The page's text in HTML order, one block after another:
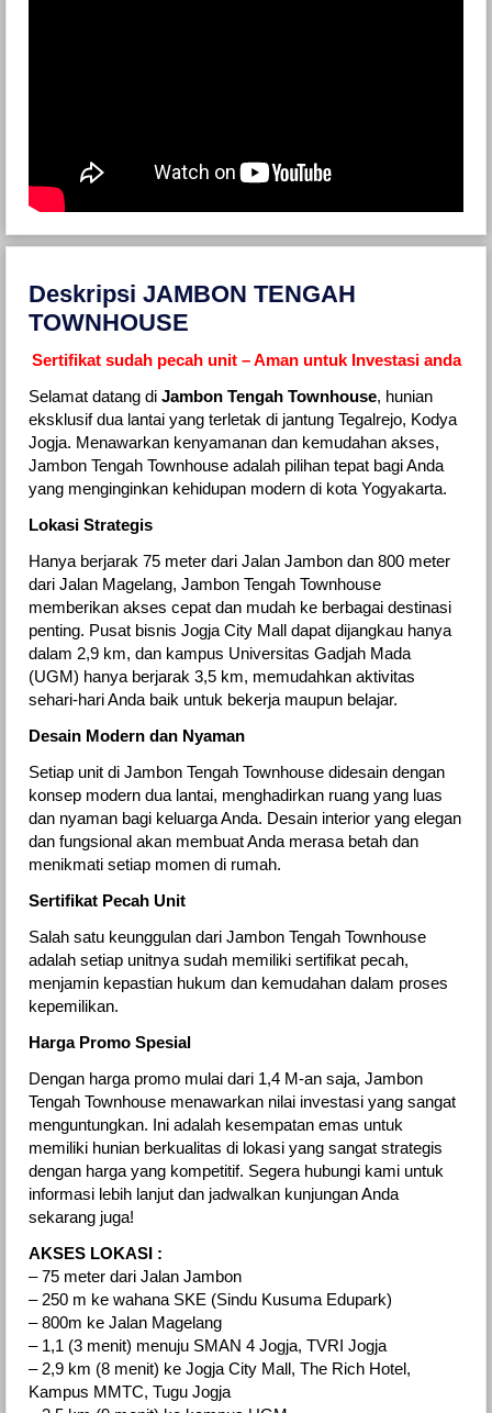
Deskripsi JAMBON TENGAH
TOWNHOUSE
Sertifikat sudah pecah unit – Aman untuk Investasi anda
Selamat datang di Jambon Tengah Townhouse, hunian
eksklusif dua lantai yang terletak di jantung Tegalrejo, Kodya
Jogja. Menawarkan kenyamanan dan kemudahan akses,
Jambon Tengah Townhouse adalah pilihan tepat bagi Anda
yang menginginkan kehidupan modern di kota Yogyakarta.
Lokasi Strategis
Hanya berjarak 75 meter dari Jalan Jambon dan 800 meter
dari Jalan Magelang, Jambon Tengah Townhouse
memberikan akses cepat dan mudah ke berbagai destinasi
penting. Pusat bisnis Jogja City Mall dapat dijangkau hanya
dalam 2,9 km, dan kampus Universitas Gadjah Mada
(UGM) hanya berjarak 3,5 km, memudahkan aktivitas
sehari-hari Anda baik untuk bekerja maupun belajar.
Desain Modern dan Nyaman
Setiap unit di Jambon Tengah Townhouse didesain dengan
konsep modern dua lantai, menghadirkan ruang yang luas
dan nyaman bagi keluarga Anda. Desain interior yang elegan
dan fungsional akan membuat Anda merasa betah dan
menikmati setiap momen di rumah.
Sertifikat Pecah Unit
Salah satu keunggulan dari Jambon Tengah Townhouse
adalah setiap unitnya sudah memiliki sertifikat pecah,
menjamin kepastian hukum dan kemudahan dalam proses
kepemilikan.
Harga Promo Spesial
Dengan harga promo mulai dari 1,4 M-an saja, Jambon
Tengah Townhouse menawarkan nilai investasi yang sangat
menguntungkan. Ini adalah kesempatan emas untuk
memiliki hunian berkualitas di lokasi yang sangat strategis
dengan harga yang kompetitif. Segera hubungi kami untuk
informasi lebih lanjut dan jadwalkan kunjungan Anda
sekarang juga!
AKSES LOKASI :
– 75 meter dari Jalan Jambon
– 250 m ke wahana SKE (Sindu Kusuma Edupark)
– 800m ke Jalan Magelang
– 1,1 (3 menit) menuju SMAN 4 Jogja, TVRI Jogja
– 2,9 km (8 menit) ke Jogja City Mall, The Rich Hotel,
Kampus MMTC, Tugu Jogja